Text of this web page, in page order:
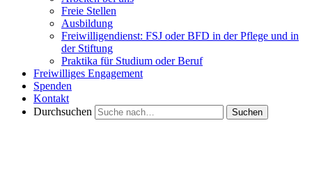
Freie Stellen
Ausbildung
Freiwilligendienst: FSJ oder BFD in der Pflege und in
der Stiftung
Praktika für Studium oder Beruf
Freiwilliges Engagement
Spenden
Kontakt
Durchsuchen
Suchen